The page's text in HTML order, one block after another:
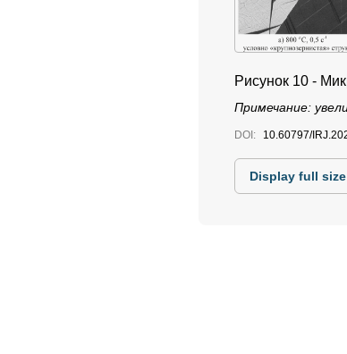
Рисунок 10 -
Примечание:
DOI: 10.60797/
Display full size